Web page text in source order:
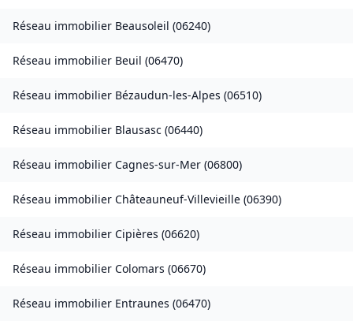
Réseau immobilier Beausoleil (06240)
Réseau immobilier Beuil (06470)
Réseau immobilier Bézaudun-les-Alpes (06510)
Réseau immobilier Blausasc (06440)
Réseau immobilier Cagnes-sur-Mer (06800)
Réseau immobilier Châteauneuf-Villevieille (06390)
Réseau immobilier Cipières (06620)
Réseau immobilier Colomars (06670)
Réseau immobilier Entraunes (06470)